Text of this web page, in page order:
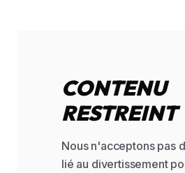
CONTENU
RESTREINT
Nous n'acceptons pas
lié au divertissement